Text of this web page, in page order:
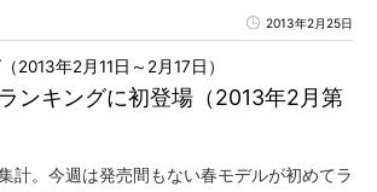
2013年2月25日
ンキングに初登場（2013年2月第
2013年2月11日～2月17日）
計。今週は発売間もない春モデルが初めてラ